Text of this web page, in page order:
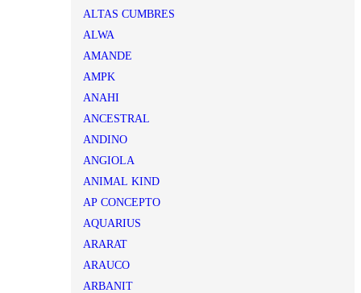
ALTAS CUMBRES
ALWA
AMANDE
AMPK
ANAHI
ANCESTRAL
ANDINO
ANGIOLA
ANIMAL KIND
AP CONCEPTO
AQUARIUS
ARARAT
ARAUCO
ARBANIT